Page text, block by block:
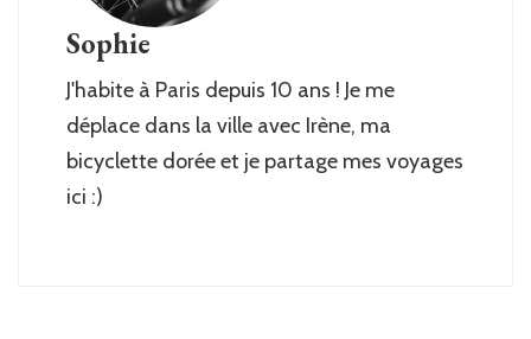
Sophie
J'habite à Paris depuis 10 ans ! Je me
déplace dans la ville avec Irène, ma
bicyclette dorée et je partage mes voyages
ici :)